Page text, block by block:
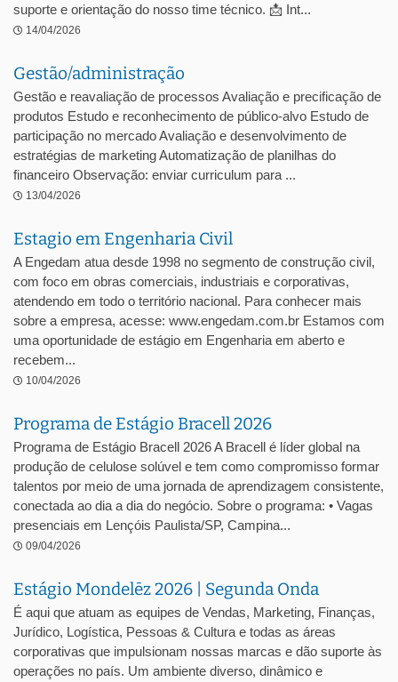
suporte e orientação do nosso time técnico. 📩 Int...
14/04/2026
Gestão/administração
Gestão e reavaliação de processos Avaliação e precificação de
produtos Estudo e reconhecimento de público-alvo Estudo de
participação no mercado Avaliação e desenvolvimento de
estratégias de marketing Automatização de planilhas do
financeiro Observação: enviar curriculum para ...
13/04/2026
Estagio em Engenharia Civil
A Engedam atua desde 1998 no segmento de construção civil,
com foco em obras comerciais, industriais e corporativas,
atendendo em todo o território nacional. Para conhecer mais
sobre a empresa, acesse: www.engedam.com.br Estamos com
uma oportunidade de estágio em Engenharia em aberto e
recebem...
10/04/2026
Programa de Estágio Bracell 2026
Programa de Estágio Bracell 2026 A Bracell é líder global na
produção de celulose solúvel e tem como compromisso formar
talentos por meio de uma jornada de aprendizagem consistente,
conectada ao dia a dia do negócio. Sobre o programa: • Vagas
presenciais em Lençóis Paulista/SP, Campina...
09/04/2026
Estágio Mondelēz 2026 | Segunda Onda
É aqui que atuam as equipes de Vendas, Marketing, Finanças,
Jurídico, Logística, Pessoas & Cultura e todas as áreas
corporativas que impulsionam nossas marcas e dão suporte às
operações no país. Um ambiente diverso, dinâmico e